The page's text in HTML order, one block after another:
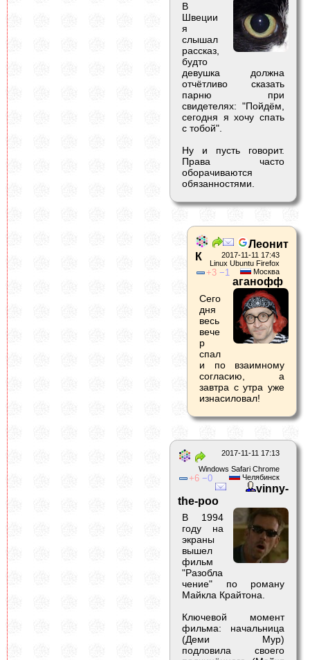
В
Швеции
я
слышал
рассказ,
будто
девушка должна
отчётливо сказать
парню при
свидетелях: "Пойдём,
сегодня я хочу спать
с тобой".
Ну и пусть говорит.
Права часто
оборачиваются
обязанностями.
2017-11-11 17:43
Linux Ubuntu Firefox
Москва
3 1
Леонит
К
аганофф
Сего
дня
весь
вече
р
спал
и по взаимному
согласию, а
завтра с утра уже
изнасиловал!
2017-11-11 17:13
Windows Safari Chrome
Челябинск
6 0
vinny-
the-poo
В 1994
году на
экраны
вышел
фильм
"Разобла
чение" по роману
Майкла Крайтона.
Ключевой момент
фильма: начальница
(Деми Мур)
подловила своего